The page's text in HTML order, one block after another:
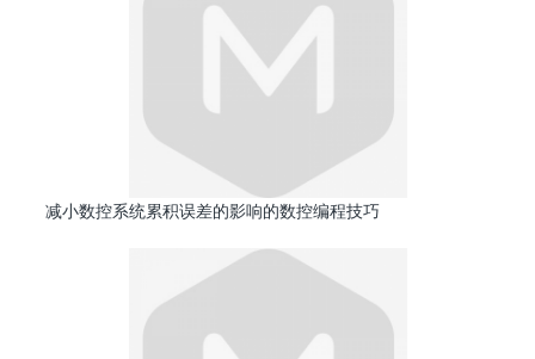
减小数控系统累积误差的影响的数控编程技巧